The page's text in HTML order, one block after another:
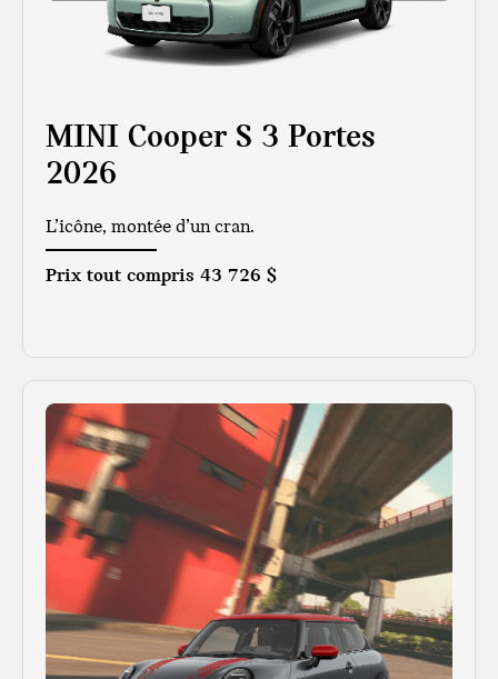
MINI Cooper S 3 Portes
2026
L’icône, montée d’un cran.
Prix tout compris 43 726 $